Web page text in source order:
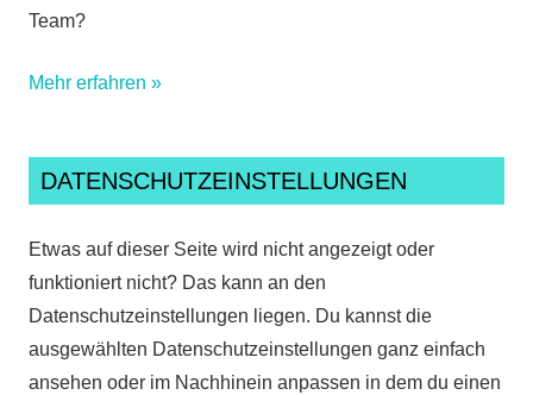
Team?
Mehr erfahren »
DATENSCHUTZEINSTELLUNGEN
Etwas auf dieser Seite wird nicht angezeigt oder
funktioniert nicht? Das kann an den
Datenschutzeinstellungen liegen. Du kannst die
ausgewählten Datenschutzeinstellungen ganz einfach
ansehen oder im Nachhinein anpassen in dem du einen